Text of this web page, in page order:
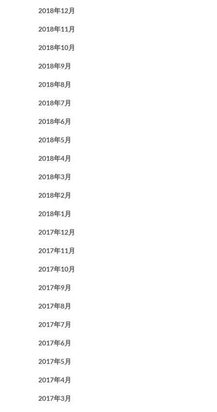
2018年12月
2018年11月
2018年10月
2018年9月
2018年8月
2018年7月
2018年6月
2018年5月
2018年4月
2018年3月
2018年2月
2018年1月
2017年12月
2017年11月
2017年10月
2017年9月
2017年8月
2017年7月
2017年6月
2017年5月
2017年4月
2017年3月